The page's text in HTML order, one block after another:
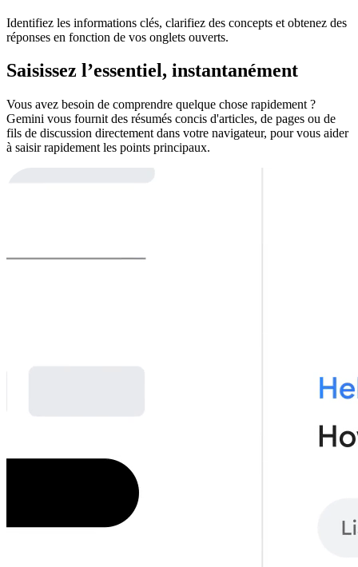
Identifiez les informations clés, clarifiez des concepts et obtenez des
réponses en fonction de vos onglets ouverts.
Saisissez l’essentiel, instantanément
Vous avez besoin de comprendre quelque chose rapidement ?
Gemini vous fournit des résumés concis d'articles, de pages ou de
fils de discussion directement dans votre navigateur, pour vous aider
à saisir rapidement les points principaux.